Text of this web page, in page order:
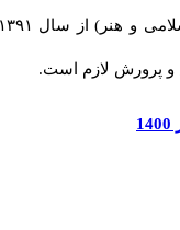
تجربی، علوم انسانی، علوم و معارف اسلامی و هنر) از سال ۱۳۹۱ با
لازم است.